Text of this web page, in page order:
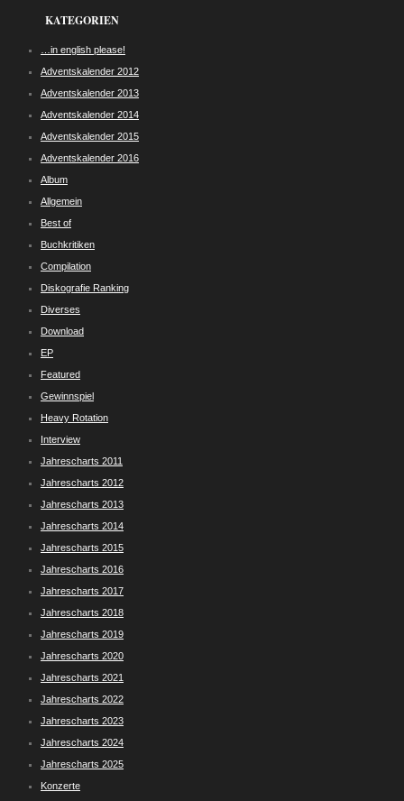
KATEGORIEN
…in english please!
Adventskalender 2012
Adventskalender 2013
Adventskalender 2014
Adventskalender 2015
Adventskalender 2016
Album
Allgemein
Best of
Buchkritiken
Compilation
Diskografie Ranking
Diverses
Download
EP
Featured
Gewinnspiel
Heavy Rotation
Interview
Jahrescharts 2011
Jahrescharts 2012
Jahrescharts 2013
Jahrescharts 2014
Jahrescharts 2015
Jahrescharts 2016
Jahrescharts 2017
Jahrescharts 2018
Jahrescharts 2019
Jahrescharts 2020
Jahrescharts 2021
Jahrescharts 2022
Jahrescharts 2023
Jahrescharts 2024
Jahrescharts 2025
Konzerte